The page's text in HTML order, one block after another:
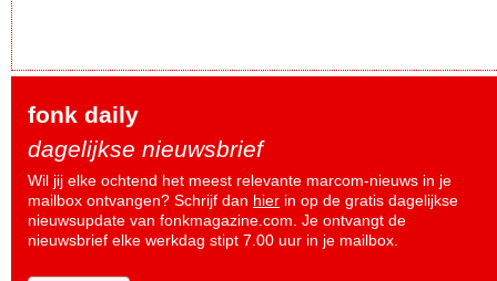
fonk daily
dagelijkse nieuwsbrief
Wil jij elke ochtend het meest relevante marcom-nieuws in je
mailbox ontvangen? Schrijf dan hier in op de gratis dagelijkse
nieuwsupdate van fonkmagazine.com. Je ontvangt de
nieuwsbrief elke werkdag stipt 7.00 uur in je mailbox.